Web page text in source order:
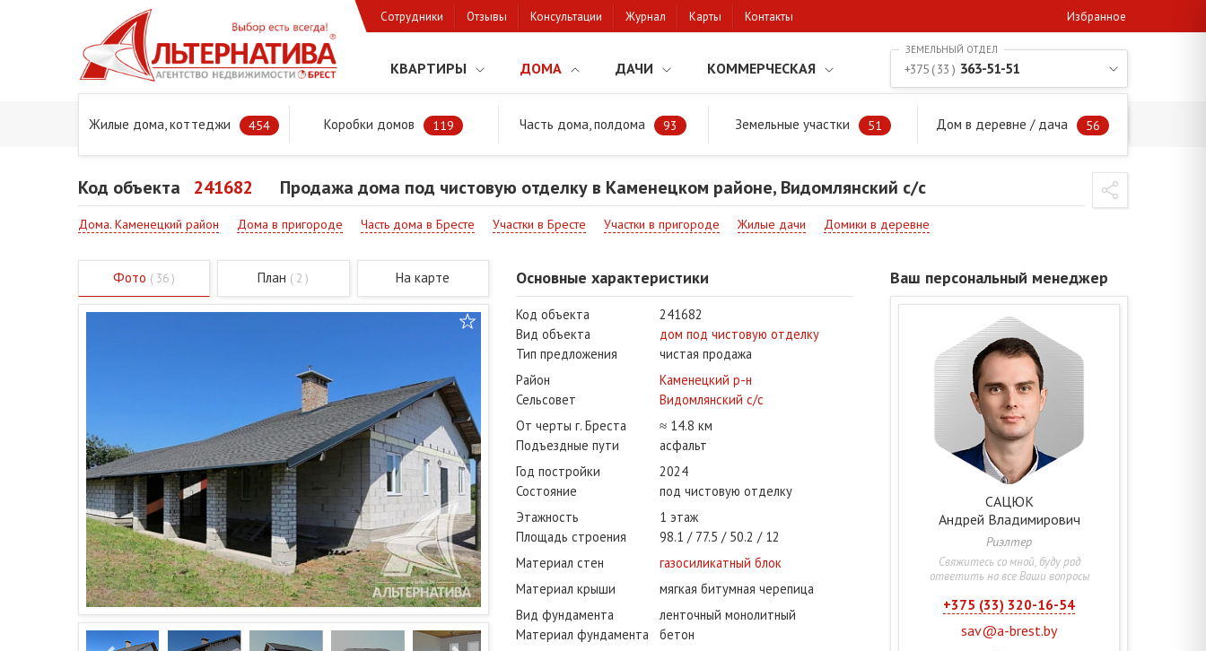
Сотрудники Отзывы Консультации Журнал Карты Контакты Избранное
КВАРТИРЫ ДОМА ДАЧИ КОММЕРЧЕСКАЯ
Жилые дома, коттеджи 454 Коробки домов 119 Часть дома, полдома 93 Земельные участки 51 Дом в деревне / дача 56
+375 ( 33 ) 363-51-51
Главная Предложения Дома в Бресте и Брестском районе Продажа дома под чистовую отделку в Каменецком районе, Видомлянский с/с
Код объекта 241682 Продажа дома под чистовую отделку в Каменецком районе, Видомлянский с/с
Дома. Каменецкий район Дома в пригороде Часть дома в Бресте Участки в Бресте Участки в пригороде Жилые дачи Домики в деревне
Фото ( 36 ) План ( 2 ) На карте Основные характеристики
Код объекта
241682
Вид объекта
дом под чистовую отделку
Тип предложения
чистая продажа
Район
Каменецкий р-н
Сельсовет
Видомлянский с/с
От черты г. Бреста
≈ 14.8 км
Подъездные пути
асфальт
Год постройки
2024
Состояние
под чистовую отделку
Этажность
1 этаж
Площадь строения
98.1 77.5 50.2
12
Материал стен
газосиликатный блок
Материал крыши
мягкая битумная черепица
Вид фундамента
ленточный монолитный
Материал фундамента
бетон
Ваш персональный менеджер
САЦЮК
Андрей Владимирович
Риэлтер
Свяжитесь со мной, буду рад
ответить на все Ваши вопросы
+375 (33) 320-16-54
sav@a-brest.by